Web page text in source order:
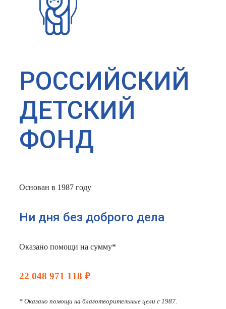
РОССИЙСКИЙ
ДЕТСКИЙ
ФОНД
Основан в 1987 году
Ни дня без доброго дела
Оказано помощи на сумму*
22 048 971 118 ₽
* Оказано помощи на благотворительные цели с 1987.